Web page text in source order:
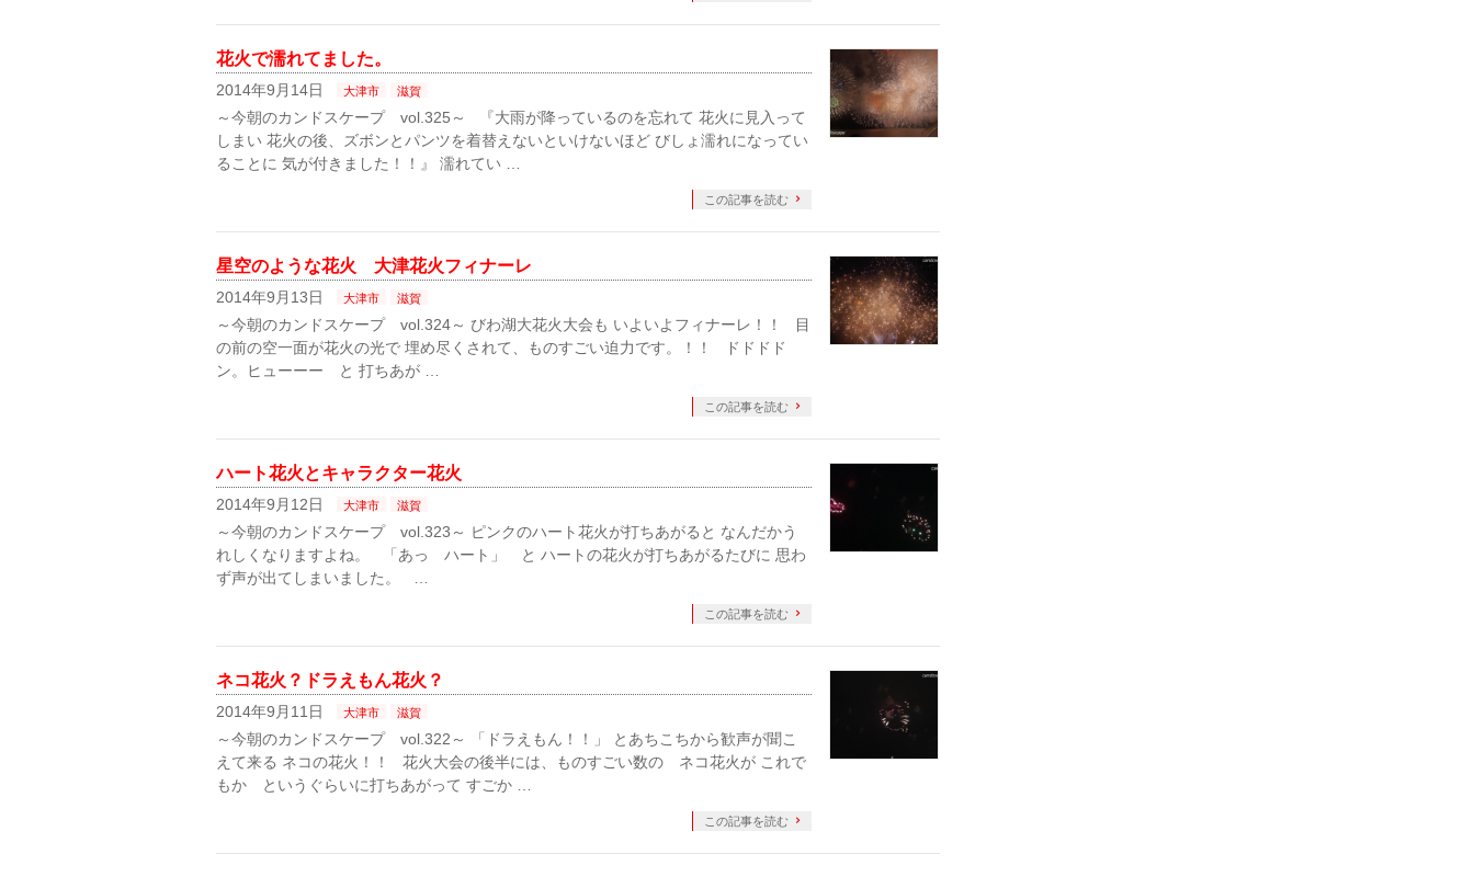
花火で濡れてました。
2014年9月14日 大津市 滋賀
～今朝のカンドスケープ vol.325～ 『大雨が降っているのを忘れて 花火に見入って
しまい 花火の後、ズボンとパンツを着替えないといけないほど びしょ濡れになってい
ることに 気が付きました！！』 濡れてい …
この記事を読む
星空のような花火 大津花火フィナーレ
2014年9月13日 大津市 滋賀
～今朝のカンドスケープ vol.324～ びわ湖大花火大会も いよいよフィナーレ！！ 目
の前の空一面が花火の光で 埋め尽くされて、ものすごい迫力です。！！ ドドドド
ン。ヒューーー と 打ちあが …
この記事を読む
ハート花火とキャラクター花火
2014年9月12日 大津市 滋賀
～今朝のカンドスケープ vol.323～ ピンクのハート花火が打ちあがると なんだかう
れしくなりますよね。 「あっ ハート」 と ハートの花火が打ちあがるたびに 思わ
ず声が出てしまいました。 …
この記事を読む
ネコ花火？ドラえもん花火？
2014年9月11日 大津市 滋賀
～今朝のカンドスケープ vol.322～ 「ドラえもん！！」 とあちこちから歓声が聞こ
えて来る ネコの花火！！ 花火大会の後半には、ものすごい数の ネコ花火が これで
もか というぐらいに打ちあがって すごか …
この記事を読む